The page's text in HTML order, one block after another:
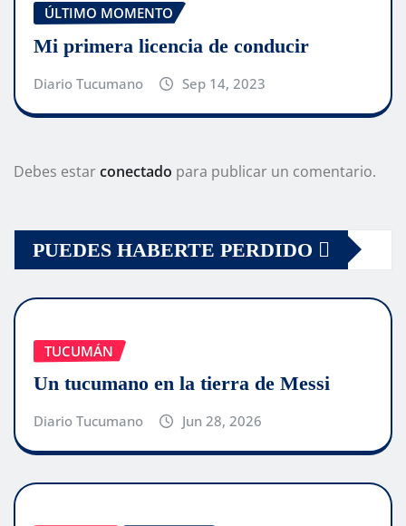
ÚLTIMO MOMENTO
Mi primera licencia de conducir
Diario Tucumano Sep 14, 2023
Debes estarconectado para publicar un comentario.
PUEDES HABERTE PERDIDO
TUCUMÁN
Un tucumano en la tierra de Messi
Diario Tucumano Jun 28, 2026